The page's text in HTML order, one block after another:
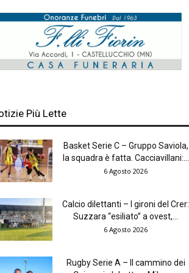
Più Lette
Basket Serie C – Gruppo Saviola,
la squadra è fatta. Cacciavillani:...
6 Agosto 2026
Calcio dilettanti – I gironi del Crer:
Suzzara “esiliato” a ovest,...
6 Agosto 2026
Rugby Serie A – Il cammino dei